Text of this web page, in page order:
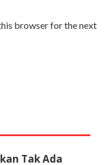
browser for the next
Tak Ada